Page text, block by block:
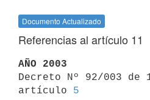
Documento Actualizado
Referencias al artículo 11
AÑO 2003
Decreto Nº 92/003 de
artículo 5